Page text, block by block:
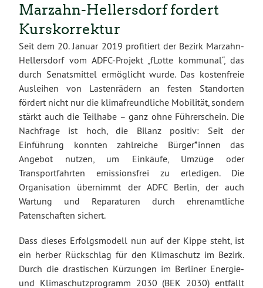
Marzahn-Hellersdorf fordert
Kurskorrektur
Seit dem 20. Januar 2019 profitiert der Bezirk Marzahn-
Hellersdorf vom ADFC-Projekt „fLotte kommunal“, das
durch Senatsmittel ermöglicht wurde. Das kostenfreie
Ausleihen von Lastenrädern an festen Standorten
fördert nicht nur die klimafreundliche Mobilität, sondern
stärkt auch die Teilhabe – ganz ohne Führerschein. Die
Nachfrage ist hoch, die Bilanz positiv: Seit der
Einführung konnten zahlreiche Bürger*innen das
Angebot nutzen, um Einkäufe, Umzüge oder
Transportfahrten emissionsfrei zu erledigen. Die
Organisation übernimmt der ADFC Berlin, der auch
Wartung und Reparaturen durch ehrenamtliche
Patenschaften sichert.
Dass dieses Erfolgsmodell nun auf der Kippe steht, ist
ein herber Rückschlag für den Klimaschutz im Bezirk.
Durch die drastischen Kürzungen im Berliner Energie-
und Klimaschutzprogramm 2030 (BEK 2030) entfällt